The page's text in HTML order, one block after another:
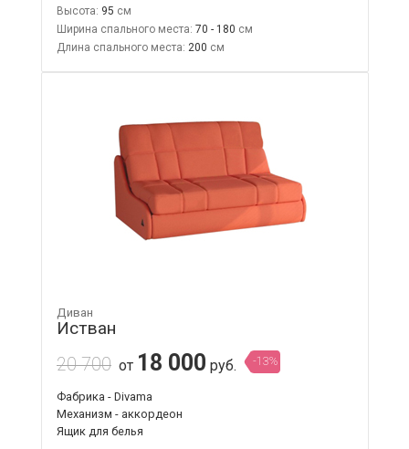
Высота: 95
Ширина спального места: 70 - 180
Длина спального места: 200
Диван
Истван
20 700 от 18 000 руб. -13%
Фабрика - Divama
Механизм - аккордеон
Ящик для белья